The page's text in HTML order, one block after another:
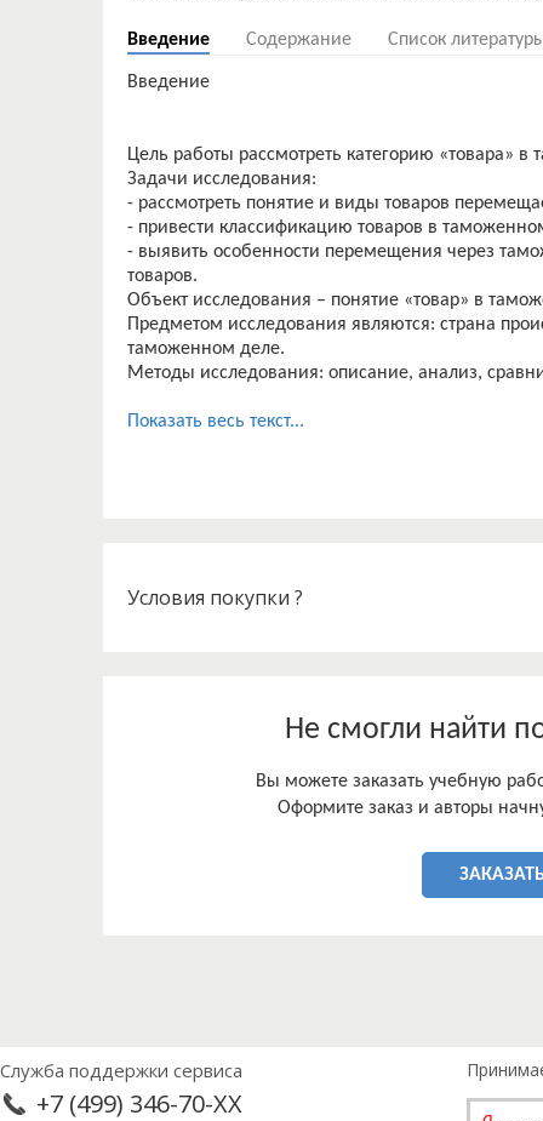
Введение Содержание Список
Введение
Цель работы рассмотреть категорию «товара»
Задачи исследования:
- рассмотреть понятие и виды товаров
- привести классификацию товаров в
- выявить особенности перемещения через
товаров.
Объект исследования – понятие «товар» в
Предметом исследования являются: страна
таможенном деле.
Методы исследования: описание, анализ,
Показать весь текст...
Условия покупки ?
Не смогли найти
Вы можете заказать учебную
Оформите заказ и авторы
Служба поддержки сервиса
+7 (499) 346-70-XX